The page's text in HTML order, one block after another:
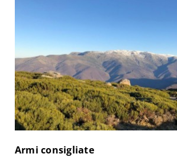
Armi consigliate